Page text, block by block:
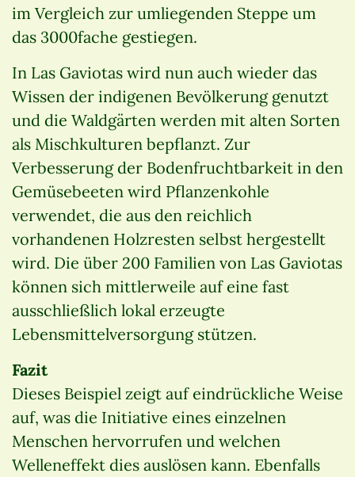
im Vergleich zur umliegenden Steppe um
das 3000fache gestiegen.
In Las Gaviotas wird nun auch wieder das
Wissen der indigenen Bevölkerung genutzt
und die Waldgärten werden mit alten Sorten
als Mischkulturen bepflanzt. Zur
Verbesserung der Bodenfruchtbarkeit in den
Gemüsebeeten wird Pflanzenkohle
verwendet, die aus den reichlich
vorhandenen Holzresten selbst hergestellt
wird. Die über 200 Familien von Las Gaviotas
können sich mittlerweile auf eine fast
ausschließlich lokal erzeugte
Lebensmittelversorgung stützen.
Fazit
Dieses Beispiel zeigt auf eindrückliche Weise
auf, was die Initiative eines einzelnen
Menschen hervorrufen und welchen
Welleneffekt dies auslösen kann. Ebenfalls